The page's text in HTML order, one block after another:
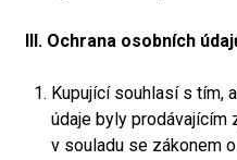
III. Ochrana osobních
Kupující souhlasí s tím,
údaje byly prodávajícím
v souladu se zákonem